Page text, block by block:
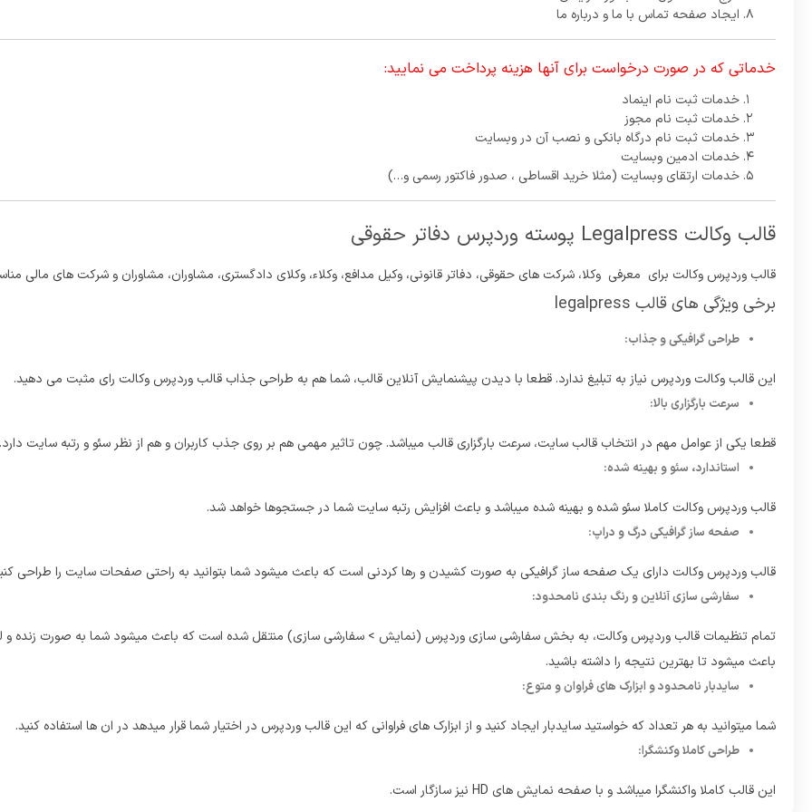
ایجاد صفحه تماس با ما و درباره ما
خدماتی که در صورت درخواست برای آنها هزینه پرداخت می نمایید:
خدمات ثبت نام اینماد
خدمات ثبت نام مجوز
خدمات ثبت نام درگاه بانکی و نصب آن در وبسایت
خدمات ادمین وبسایت
خدمات ارتقای وبسایت (مثلا خرید اقساطی ، صدور فاکتور رسمی و…)
قالب وکالت Legalpress پوسته وردپرس دفاتر حقوقی
قالب وردپرس وکالت برای معرفی وکلا، شرکت های حقوقی، دفاتر قانونی، وکیل مدافع، وکلاء، وکلای دادگستری، مشاوران، مشاوران و شرکت های مالی
برخی ویژگی های قالب legalpress
طراحی گرافیکی و جذاب:
این قالب وکالت وردپرس نیاز به تبلیغ ندارد. قطعا با دیدن پیشنمایش آنلاین قالب، شما هم به طراحی جذاب قالب وردپرس وکالت رای مثبت می دهید.
سرعت بارگزاری بالا:
قطعا یکی از عوامل مهم در انتخاب قالب سایت، سرعت بارگزاری قالب میباشد. چون تاثیر مهمی هم بر روی جذب کاربران و هم از نظر سئو و رتبه سایت
استاندارد، سئو و بهینه شده:
قالب وردپرس وکالت کاملا سئو شده و بهینه شده میباشد و باعث افزایش رتبه سایت شما در جستجوها خواهد شد.
صفحه ساز گرافیکی درگ و دراپ:
قالب وردپرس وکالت دارای یک صفحه ساز گرافیکی به صورت کشیدن و رها کردنی است که باعث میشود شما بتوانید به راحتی صفحات سایت را طراحی
سفارشی سازی آنلاین و رنگ بندی نامحدود:
تمام تنظیمات قالب وردپرس وکالت، به بخش سفارشی سازی وردپرس (نمایش > سفارشی سازی) منتقل شده است که باعث میشود شما به صورت زنده و لحظه
باعث میشود تا بهترین نتیجه را داشته باشید.
سایدبار نامحدود و ابزارک های فراوان و متوع:
شما میتوانید به هر تعداد که خواستید سایدبار ایجاد کنید و از ابزارک های فراوانی که این قالب وردپرس در اختیار شما قرار میدهد در ان ها استفاده کنید.
طراحی کاملا وکنشگرا:
این قالب کاملا واکنشگرا میباشد و با صفحه نمایش های HD نیز سازگار است.